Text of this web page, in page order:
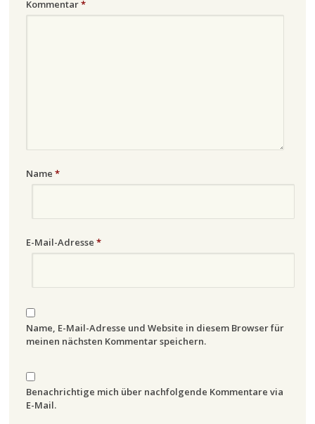
Kommentar*
Name *
E-Mail-Adresse *
Name, E-Mail-Adresse und Website in diesem Browser für
meinen nächsten Kommentar speichern.
Benachrichtige mich über nachfolgende Kommentare via
E-Mail.